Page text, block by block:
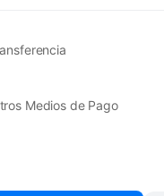
Medios de Pago